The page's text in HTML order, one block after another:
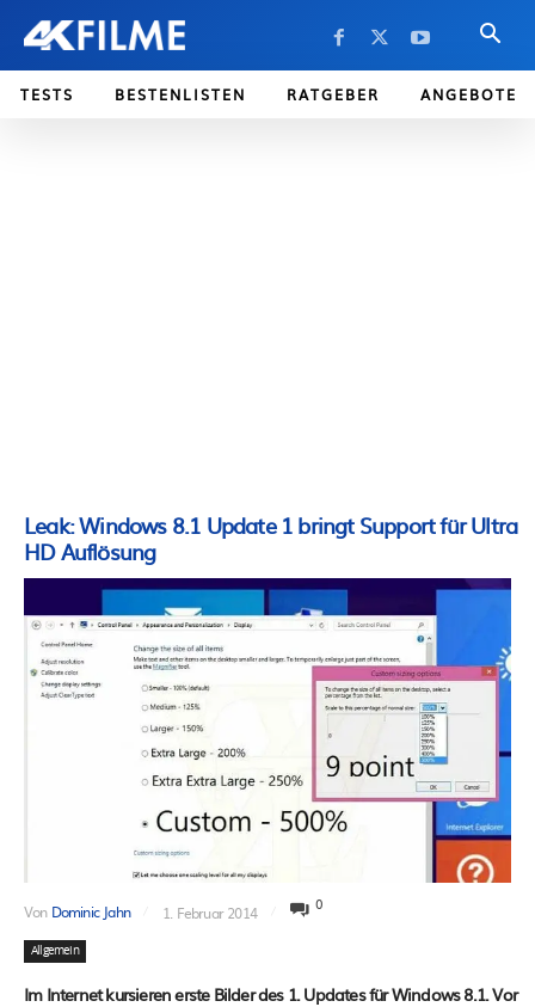
TESTS BESTENLISTEN RATGEBER ANGEBOTE
Leak: Windows 8.1 Update 1 bringt Support für Ultra
HD Auflösung
Von Dominic Jahn 1. Februar 2014 0
Allgemein
Im Internet kursieren erste Bilder des 1. Updates für Windows 8.1. Vor